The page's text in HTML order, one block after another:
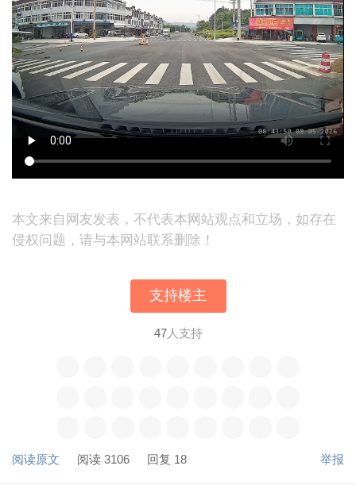
本文来自网友发表，不代表本网站观点和立场，如存在
侵权问题，请与本网站联系删除！
支持楼主
47人支持
阅读原文 阅读 3106 回复 18 举报